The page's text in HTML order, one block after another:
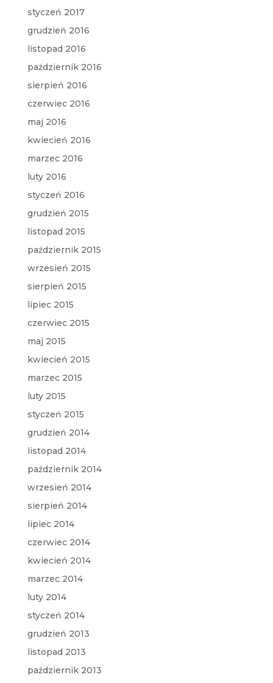
styczeń 2017
grudzień 2016
listopad 2016
październik 2016
sierpień 2016
czerwiec 2016
maj 2016
kwiecień 2016
marzec 2016
luty 2016
styczeń 2016
grudzień 2015
listopad 2015
październik 2015
wrzesień 2015
sierpień 2015
lipiec 2015
czerwiec 2015
maj 2015
kwiecień 2015
marzec 2015
luty 2015
styczeń 2015
grudzień 2014
listopad 2014
październik 2014
wrzesień 2014
sierpień 2014
lipiec 2014
czerwiec 2014
kwiecień 2014
marzec 2014
luty 2014
styczeń 2014
grudzień 2013
listopad 2013
październik 2013